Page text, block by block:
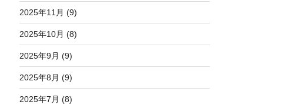
2025年11月 (9)
2025年10月 (8)
2025年9月 (9)
2025年8月 (9)
2025年7月 (8)